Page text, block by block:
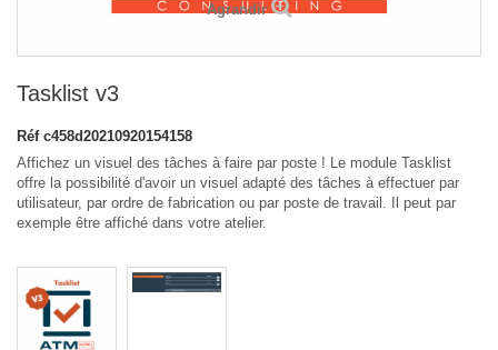
Agrandir
Tasklist v3
Réf c458d20210920154158
Affichez un visuel des tâches à faire par poste ! Le module Tasklist
offre la possibilité d'avoir un visuel adapté des tâches à effectuer par
utilisateur, par ordre de fabrication ou par poste de travail. Il peut par
exemple être affiché dans votre atelier.